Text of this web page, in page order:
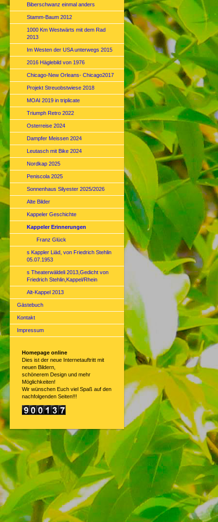
Biberschwanz einmal anders
Stamm-Baum 2012
1000 Km Westwärts mit dem Rad
2013
Im Westen der USA unterwegs 2015
2016 Häglebild von 1976
Chicago-New Orleans- Chicago2017
Projekt Streuobstwiese 2018
MOAI 2019 in triplicate
Triumph Retro 2022
Osterreise 2024
Dampfer Meissen 2024
Leutasch mit Bike 2024
Nordkap 2025
Peniscola 2025
Sonnenhaus Silyester 2025/2026
Alte Bilder
Kappeler Geschichte
Kappeler Erinnerungen
Franz Glück
s Kappler Liäd, von Friedrich Stehlin
05.07.1953
s Theaterwäldeli 2013,Gedicht von
Friedrich Stehlin,Kappel/Rhein
Alt-Kappel 2013
Gästebuch
Kontakt
Impressum
Homepage online
Dies ist der neue Internetauftritt mit
neuen Bildern,
schönerem Design und mehr
Möglichkeiten!
Wir wünschen Euch viel Spaß auf den
nachfolgenden Seiten!!!